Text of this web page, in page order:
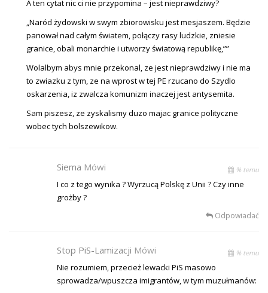
A ten cytat nic ci nie przypomina – jest nieprawdziwy?
„Naród żydowski w swym zbiorowisku jest mesjaszem. Będzie
panował nad całym światem, połączy rasy ludzkie, zniesie
granice, obali monarchie i utworzy światową republikę,””
Wolalbym abys mnie przekonal, ze jest nieprawdziwy i nie ma
to zwiazku z tym, ze na wprost w tej PE rzucano do Szydlo
oskarzenia, iz zwalcza komunizm inaczej jest antysemita.
Sam piszesz, ze zyskalismy duzo majac granice polityczne
wobec tych bolszewikow.
Siema Mówi % temu
I co z tego wynika ? Wyrzucą Polskę z Unii ? Czy inne
grożby ?
Odpowiadać
Stop PiS-Lamizacji Mówi % temu
Nie rozumiem, przecież lewacki PiS masowo
sprowadza/wpuszcza imigrantów, w tym muzułmanów: